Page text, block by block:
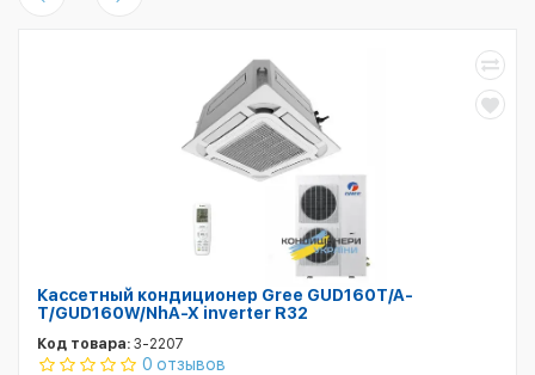
Кассетный кондиционер Gree GUD160T/A-
T/GUD160W/NhA-X inverter R32
Код товара: 3-2207
0 отзывов